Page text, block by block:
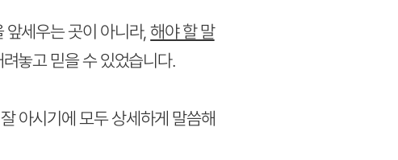
앞세우는 곳이 아니라,해야 할 말
놓고 믿을 수 있었습니다.
아시기에 모두 상세하게 말씀해